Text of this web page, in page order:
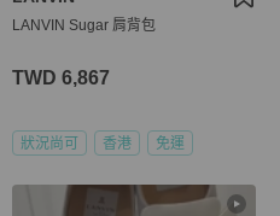
LANVIN Sugar 肩背包
TWD 6,867
狀況尚可 香港 免運